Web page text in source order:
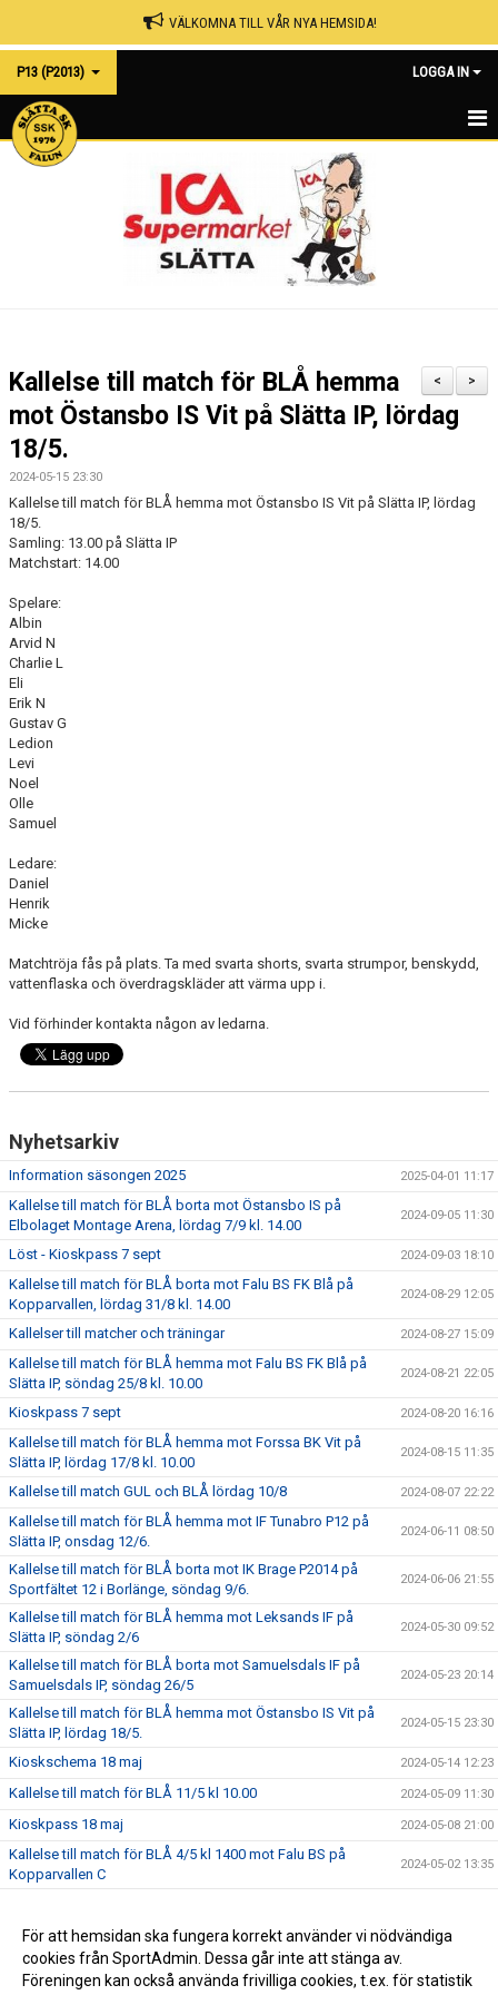
VÄLKOMNA TILL VÅR NYA HEMSIDA!
P13 (P2013) LOGGA IN
HEMSIDA
BILDGALLERI
DOKUMENT
KONTAKT
>
<
Kallelse till match för BLÅ hemma
mot Östansbo IS Vit på Slätta IP, lördag
18/5.
2024-05-15 23:30
Kallelse till match för BLÅ hemma mot Östansbo IS Vit på Slätta IP, lördag
18/5.
Samling: 13.00 på Slätta IP
Matchstart: 14.00
Spelare:
Albin
Arvid N
Charlie L
Eli
Erik N
Gustav G
Ledion
Levi
Noel
Olle
Samuel
Ledare:
Daniel
Henrik
Micke
Matchtröja fås på plats. Ta med svarta shorts, svarta strumpor, benskydd,
vattenflaska och överdragskläder att värma upp i.
Vid förhinder kontakta någon av ledarna.
Nyhetsarkiv
Information säsongen 2025 2025-04-01 11:17
Kallelse till match för BLÅ borta mot Östansbo IS på
Elbolaget Montage Arena, lördag 7/9 kl. 14.00
2024-09-05 11:30
Löst - Kioskpass 7 sept 2024-09-03 18:10
Kallelse till match för BLÅ borta mot Falu BS FK Blå på
Kopparvallen, lördag 31/8 kl. 14.00
2024-08-29 12:05
Kallelser till matcher och träningar 2024-08-27 15:09
Kallelse till match för BLÅ hemma mot Falu BS FK Blå på
Slätta IP, söndag 25/8 kl. 10.00
2024-08-21 22:05
Kioskpass 7 sept 2024-08-20 16:16
Kallelse till match för BLÅ hemma mot Forssa BK Vit på
Slätta IP, lördag 17/8 kl. 10.00
2024-08-15 11:35
Kallelse till match GUL och BLÅ lördag 10/8 2024-08-07 22:22
Kallelse till match för BLÅ hemma mot IF Tunabro P12 på
Slätta IP, onsdag 12/6.
2024-06-11 08:50
Kallelse till match för BLÅ borta mot IK Brage P2014 på
Sportfältet 12 i Borlänge, söndag 9/6.
2024-06-06 21:55
Kallelse till match för BLÅ hemma mot Leksands IF på
Slätta IP, söndag 2/6
2024-05-30 09:52
Kallelse till match för BLÅ borta mot Samuelsdals IF på
Samuelsdals IP, söndag 26/5
2024-05-23 20:14
Kallelse till match för BLÅ hemma mot Östansbo IS Vit på
Slätta IP, lördag 18/5.
2024-05-15 23:30
Kioskschema 18 maj 2024-05-14 12:23
Kallelse till match för BLÅ 11/5 kl 10.00 2024-05-09 11:30
Kioskpass 18 maj 2024-05-08 21:00
Kallelse till match för BLÅ 4/5 kl 1400 mot Falu BS på
Kopparvallen C
2024-05-02 13:35
Säsongsinformation 2024 2024-03-20 21:59
Säsongen 2024 2024-02-25 21:51
För att hemsidan ska fungera korrekt använder vi nödvändiga
cookies från SportAdmin. Dessa går inte att stänga av.
Föreningen kan också använda frivilliga cookies, t.ex. för statistik